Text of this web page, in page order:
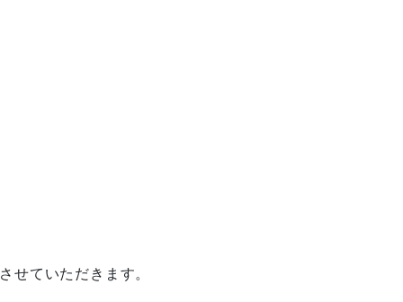
せていただきます。